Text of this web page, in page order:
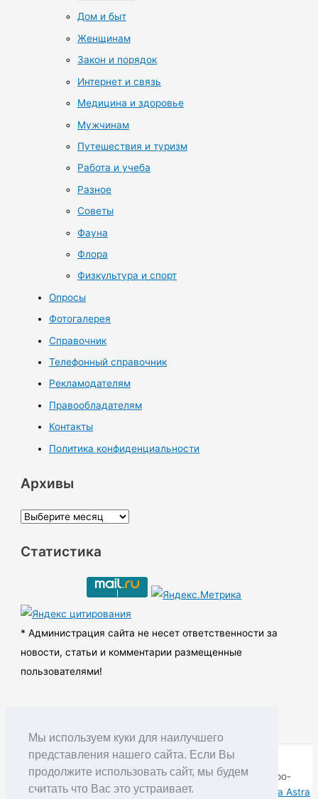
Мы используем куки для наилучшего
представления нашего сайта. Если Вы
продолжите использовать сайт, мы будем
считать что Вас это устраивает.
Дом и быт
Женщинам
Закон и порядок
Интернет и связь
Медицина и здоровье
Мужчинам
Путешествия и туризм
Работа и учеба
Разное
Советы
Фауна
Флора
Физкультура и спорт
Опросы
Фотогалерея
Справочник
Телефонный справочник
Рекламодателям
Правообладателям
Контакты
Политика конфиденциальности
Архивы
А
х
ы
Статистика
* Администрация сайта не несет ответственности за
новости, статьи и комментарии размещенные
пользователями!
Copyright © RUDNIK.MOBI 28.06.2008 - 2026 | Северо-
Енисейский округ Красноярского края | Powered by
Тема Astra